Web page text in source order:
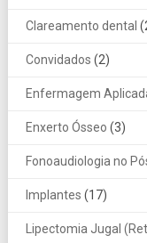
Clareamento dental
Convidados (2)
Enfermagem
Enxerto Ósseo (3)
Fonoaudiologia no
Implantes (17)
Lipectomia Jugal